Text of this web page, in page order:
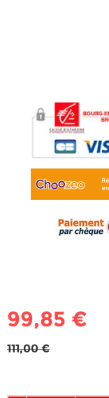
99,85 €
111,00 €